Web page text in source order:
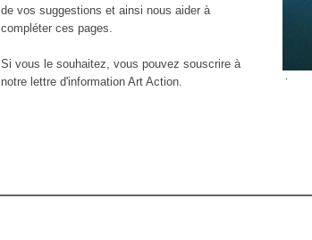
de vos suggestions et ainsi nous aider à
compléter ces pages.
Si vous le souhaitez, vous pouvez souscrire à
notre lettre d'information Art Action.